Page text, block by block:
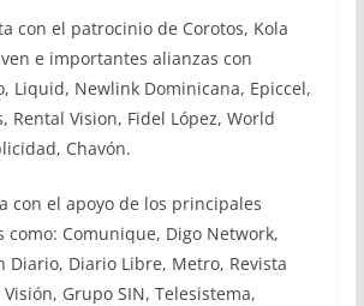
con el patrocinio de Corotos, Kola
e importantes alianzas con
Liquid, Newlink Dominicana, Epiccel,
Rental Vision, Fidel López, World
Chavón.
con el apoyo de los principales
como: Comunique, Digo Network,
Diario, Diario Libre, Metro, Revista
Grupo SIN, Telesistema,